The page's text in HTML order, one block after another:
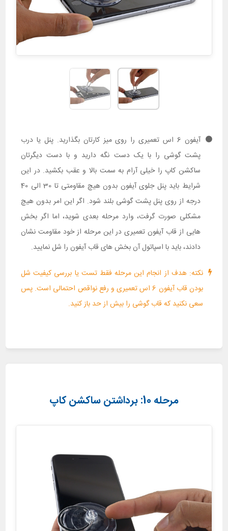
آیفون 6 اس تعمیری را روی میز کارتان بگذارید. پنل یا درب
پشت گوشی را با یک دست نگه دارید و با دست دیگرتان
ساکشن کاپ را خیلی آرام به سمت بالا و عقب بکشید. در این
شرایط باید پنل جلوی آیفون بدون هیچ مقاومتی تا 30 الی 40
درجه از روی پنل پشت گوشی بلند شود. اگر این امر بدون هیچ
مشکلی صورت گرفت، وارد مرحله بعدی شوید، اما اگر بخش
هایی از قاب آیفون تعمیری در این مرحله از خود مقاومت نشان
دادند، باید با اسپاتول آن بخش های قاب آیفون را شل نمایید.
نکته: هدف از انجام این مرحله فقط تست یا بررسی کیفیت شل
بودن قاب آیفون 6 اس تعمیری و رفع نواقص احتمالی است. پس
سعی نکنید که قاب گوشی را بیش از حد باز کنید.
مرحله 10: برداشتن ساکشن کاپ